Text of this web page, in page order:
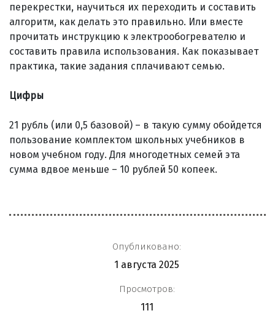
перекрестки, научиться их переходить и составить
алгоритм, как делать это правильно. Или вместе
прочитать инструкцию к электрообогревателю и
составить правила использования. Как показывает
практика, такие задания сплачивают семью.
Цифры
21 рубль (или 0,5 базовой) – в такую сумму обойдется
пользование комплектом школьных учебников в
новом учебном году. Для многодетных семей эта
сумма вдвое меньше – 10 рублей 50 копеек.
Опубликовано:
1 августа 2025
Просмотров:
111